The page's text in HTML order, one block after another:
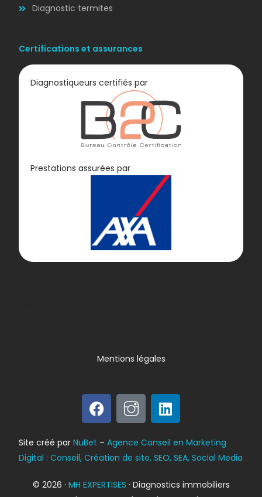
Diagnostic
Bilan énergétique
DPE
Diagnostic termites
Certifications et assurances
Diagnostiqueurs certifiés par
Prestations assurées par
© 2026 · MH EXPERTISES · Diagnostics immobiliers
Site créé parNuBet –Agence Conseil en Marketing
Digital : Conseil, Création de site, SEO, SEA, Social Media
Mentions légales